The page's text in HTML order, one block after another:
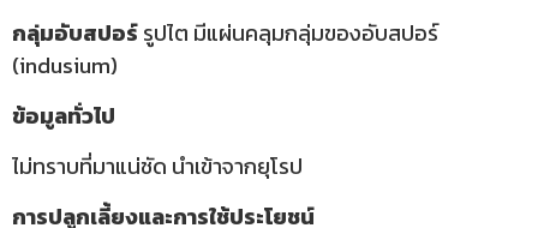
กลุ่มอับสปอร์รูปไต มีแผ่นคลุมกลุ่มของอับสปอร์
(indusium)
ข้อมูลทั่วไป
ไม่ทราบที่มาแน่ชัด นำเข้าจากยุโรป
การปลูกเลี้ยงและการใช้ประโยชน์